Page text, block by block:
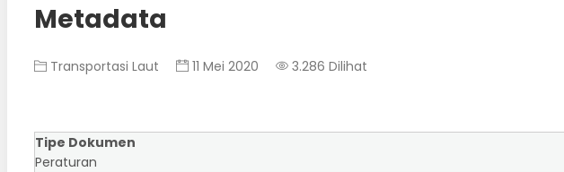
Metadata
Transportasi Laut 11 Mei 2020 3.286 Dilihat
Tipe Dokumen
Peraturan